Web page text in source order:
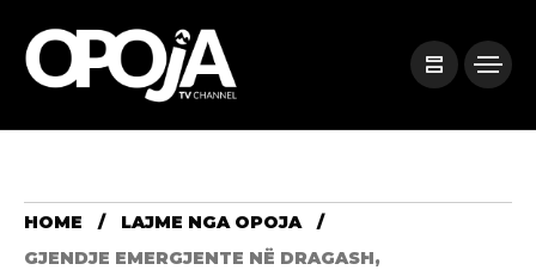
HOME
LAJME NGA OPOJA
GJENDJE EMERGJENTE NË DRAGASH,